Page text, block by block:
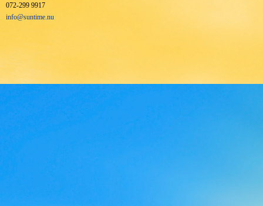
072-299 9917
info@suntime.nu